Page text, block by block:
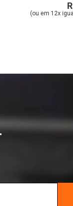
(ou em 12x